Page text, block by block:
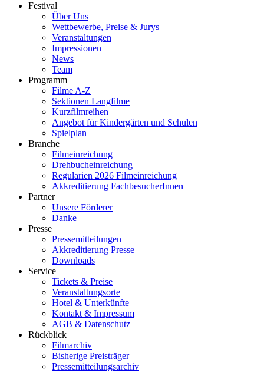
Festival
Über Uns
Wettbewerbe, Preise & Jurys
Veranstaltungen
Impressionen
News
Team
Programm
Filme A-Z
Sektionen Langfilme
Kurzfilmreihen
Angebot für Kindergärten und Schulen
Spielplan
Branche
Filmeinreichung
Drehbucheinreichung
Regularien 2026 Filmeinreichung
Akkreditierung FachbesucherInnen
Partner
Unsere Förderer
Danke
Presse
Pressemitteilungen
Akkreditierung Presse
Downloads
Service
Tickets & Preise
Veranstaltungsorte
Hotel & Unterkünfte
Kontakt & Impressum
AGB & Datenschutz
Rückblick
Filmarchiv
Bisherige Preisträger
Pressemitteilungsarchiv